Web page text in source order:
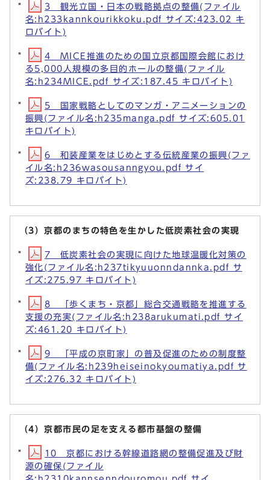
3 観光立国・日本の戦略拠点の整備(ファイル
名:h233kannkourikkoku.pdf サイズ:423.02 キ
ロバイト)
4 MICE推進のための国立京都国際会館におけ
る5,000人規模の多目的ホールの整備(ファイル
名:h234MICE.pdf サイズ:187.45 キロバイト)
5 国家戦略としてのマンガ・アニメーションの
振興(ファイル名:h235manga.pdf サイズ:605.01
キロバイト)
6 和装産業をはじめとする伝統産業の振興(ファ
イル名:h236wasousanngyou.pdf サイ
ズ:238.79 キロバイト)
（3）京都のまちの特色を生かした低炭素社会の実現
7 低炭素社会の実現に向けた地球温暖化対策の
強化(ファイル名:h237tikyuuonndannka.pdf サ
イズ:275.97 キロバイト)
8 「歩くまち・京都」総合交通戦略を推進する
支援の充実(ファイル名:h238arukumati.pdf サイ
ズ:461.20 キロバイト)
9 「平成の京町家」の普及促進のための制度整
備(ファイル名:h239heiseinokyoumatiya.pdf サ
イズ:276.32 キロバイト)
（4）京都市民の足を支える都市基盤の整備
10 京都における幹線道路網の整備促進及び財
源の確保(ファイル